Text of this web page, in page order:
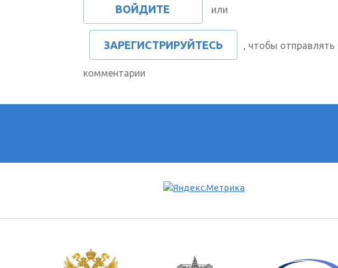
ВОЙДИТЕ или
ЗАРЕГИСТРИРУЙТЕСЬ , чтобы отправлять
комментарии